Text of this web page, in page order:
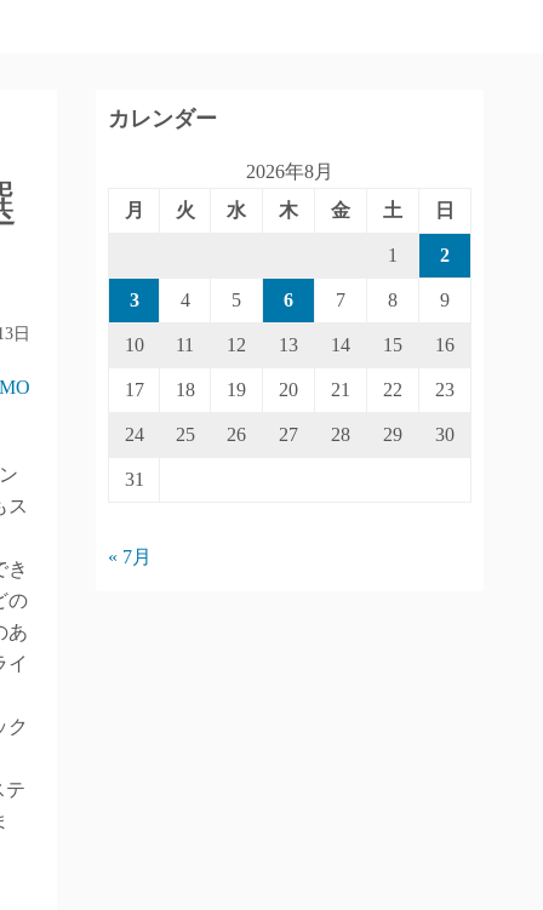
日
ス
き
の
あ
イ
ク
テ
カレンダー
2026年8月
月
火 水 木 金 土 日
1 2
3 4 5 6 7 8 9
10 11 12 13 14 15 16
17 18 19 20 21 22 23
24 25 26 27 28 29 30
31
« 7月